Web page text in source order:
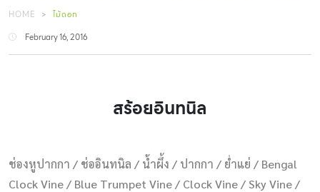
HOME
ไม้ดอก
February 16, 2016
สร้อยอินทนิล
ช่องหูปากกา / ช่ออินทนิล / น้ำผึ้ง / ปากกา / ย่ำแย่ / Bengal
Clock Vine / Blue Trumpet Vine / Clock Vine / Sky Vine /